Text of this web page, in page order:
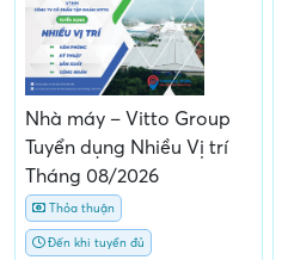
Nhà máy – Vitto Group
Tuyển dụng Nhiều Vị trí
Tháng 08/2026
Thỏa thuận
Đến khi tuyển đủ